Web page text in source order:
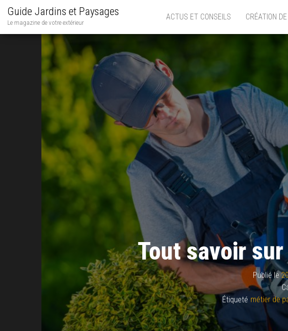
Guide Jardins et Paysages
Le magazine de votre extérieur
ACTUS ET CONSEILS CRÉATION
Tout savoir
Publié le
Étiqueté métier de